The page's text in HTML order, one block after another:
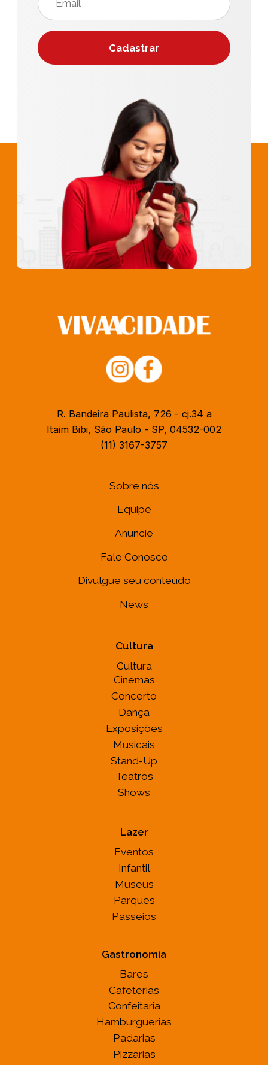
R. Bandeira Paulista, 726 - cj.34 a
Itaim Bibi, São Paulo - SP, 04532-002
(11) 3167-3757
Sobre nós
Equipe
Anuncie
Fale Conosco
Divulgue seu conteúdo
News
Cultura
Cultura
Cinemas
Concerto
Dança
Exposições
Musicais
Stand-Up
Teatros
Shows
Lazer
Eventos
Infantil
Museus
Parques
Passeios
Gastronomia
Bares
Cafeterias
Confeitaria
Hamburguerias
Padarias
Pizzarias